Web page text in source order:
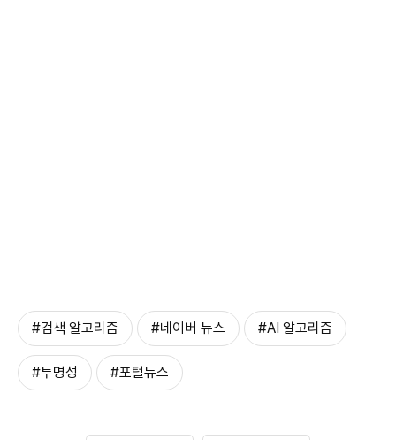
#검색 알고리즘 #네이버 뉴스 #AI 알고리즘
#투명성 #포털뉴스